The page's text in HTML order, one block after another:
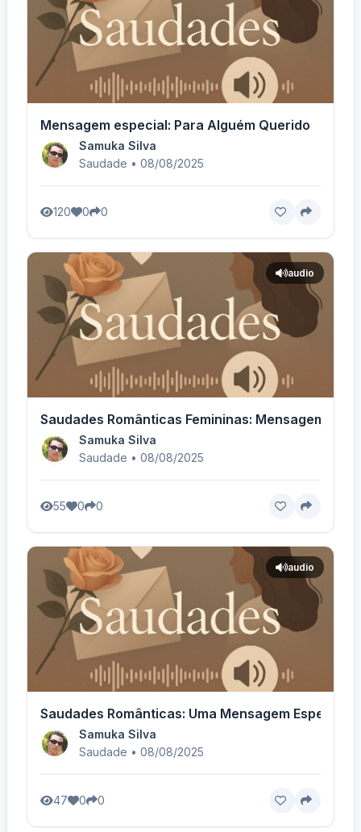
Mensagem especial: Para Alguém Querido
Samuka Silva
Saudade • 08/08/2025
120 0 0
audio
Saudades Românticas Femininas: Mensagem de
Samuka Silva
Saudade • 08/08/2025
55 0 0
audio
Saudades Românticas: Uma Mensagem Especial
Samuka Silva
Saudade • 08/08/2025
47 0 0